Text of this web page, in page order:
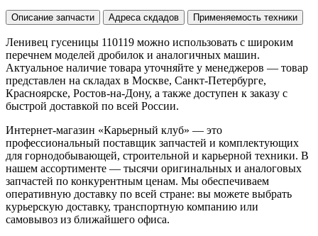
Описание запчасти Адреса скдадов Применяемость техники
Ленивец гусеницы 110119 можно использовать с широким
перечнем моделей дробилок и аналогичных машин.
Актуальное наличие товара уточняйте у менеджеров — товар
представлен на складах в Москве, Санкт-Петербурге,
Красноярске, Ростов-на-Дону, а также доступен к заказу с
быстрой доставкой по всей России.
Интернет-магазин «Карьерный клуб» — это
профессиональный поставщик запчастей и комплектующих
для горнодобывающей, строительной и карьерной техники. В
нашем ассортименте — тысячи оригинальных и аналоговых
запчастей по конкурентным ценам. Мы обеспечиваем
оперативную доставку по всей стране: вы можете выбрать
курьерскую доставку, транспортную компанию или
самовывоз из ближайшего офиса.